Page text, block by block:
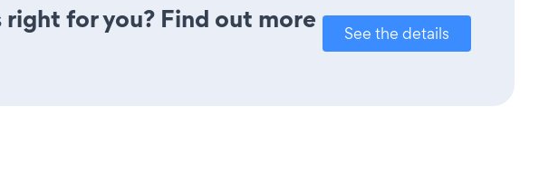
for you? Find out more
See the details